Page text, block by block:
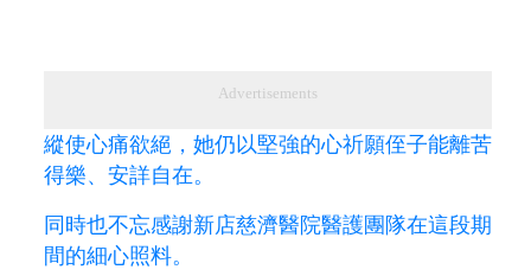
Advertisements
縱使心痛欲絕，她仍以堅強的心祈願侄子能離苦
得樂、安詳自在。
同時也不忘感謝新店慈濟醫院醫護團隊在這段期
間的細心照料。